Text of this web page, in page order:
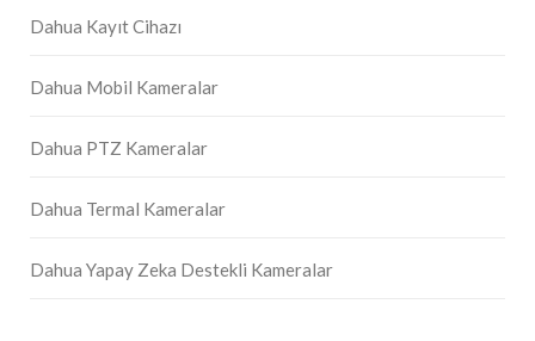
Dahua Kayıt Cihazı
Dahua Mobil Kameralar
Dahua PTZ Kameralar
Dahua Termal Kameralar
Dahua Yapay Zeka Destekli Kameralar